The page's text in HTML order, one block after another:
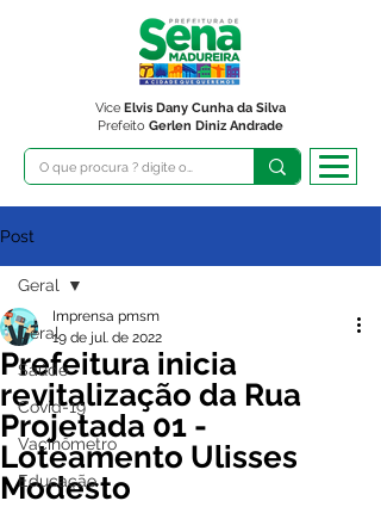
Prefeito Gerlen Diniz Andrade
Vice Elvis Dany Cunha da Silva
Post
Geral
Saúde
Covid-19
Vacinômetro
Educação
Geral
Prefeitura inicia
revitalização da Rua
Projetada 01 -
Loteamento Ulisses
Modesto
Imprensa pmsm
19 de jul. de 2022